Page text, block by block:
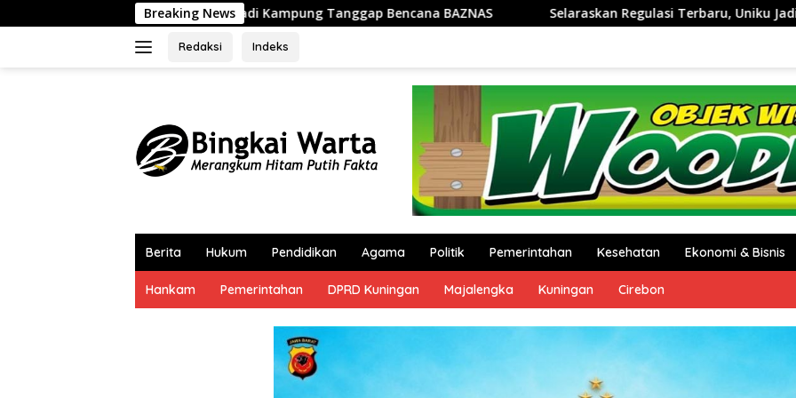
ke
Breaking News
Kampung Tanggap Bencana BAZNAS Selaraskan Regulasi Terbaru, Uniku Jadi Pusat Pendampingan Penyusunan
Redaksi Indeks
Berita Hukum Pendidikan Agama Politik Pemerintahan Kesehatan Ekonomi & Bisnis
Hankam Pemerintahan DPRD Kuningan Majalengka Kuningan Cirebon